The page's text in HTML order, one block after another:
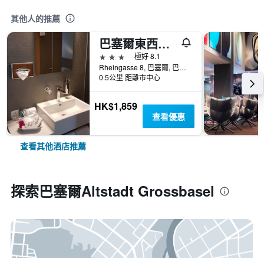
其他人的推薦
巴塞爾東西濱江酒店 - 巴塞爾
3星級
極好 8.1
Rheingasse 8, 巴塞爾, 巴塞爾城市州, 瑞士
0.5公里 距離市中心
HK$1,859
查看優惠
查看其他酒店推薦
探索巴塞爾Altstadt Grossbasel